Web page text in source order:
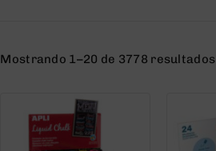
Mostrando 1–20 de 3778 resultados